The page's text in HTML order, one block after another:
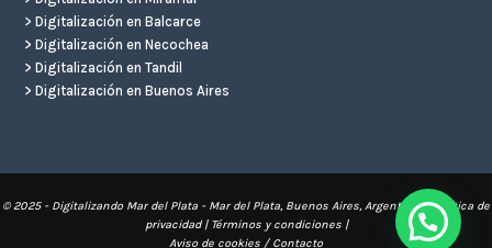
> Digitalización en Balcarce
> Digitalización en Necochea
> Digitalización en Tandil
> Digitalización en Buenos Aires
© 2025 - Digitalizando Mar del Plata - Mar del Plata, Buenos Aires, Argentina. \Política de
privacidad| Términos y condiciones|
Aviso de cookies / Contacto